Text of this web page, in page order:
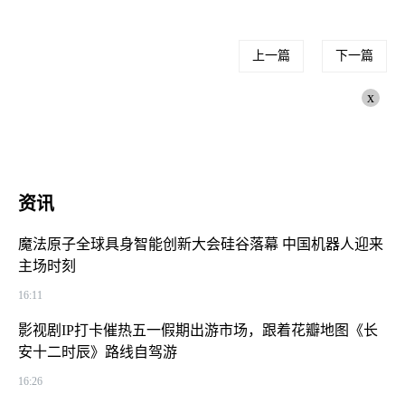
上一篇 下一篇
x
资讯
魔法原子全球具身智能创新大会硅谷落幕 中国机器人迎来
主场时刻
16:11
影视剧IP打卡催热五一假期出游市场，跟着花瓣地图《长
安十二时辰》路线自驾游
16:26